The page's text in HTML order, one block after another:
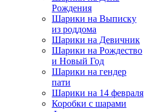
Рождения
Шарики на Выписку
из роддома
Шарики на Девичник
Шарики на Рождество
и Новый Год
Шарики на гендер
пати
Шарики на 14 февраля
Коробки с шарами